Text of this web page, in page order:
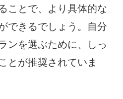
ことで、より具体的な
できるでしょう。自分
ンを選ぶために、しっ
とが推奨されていま